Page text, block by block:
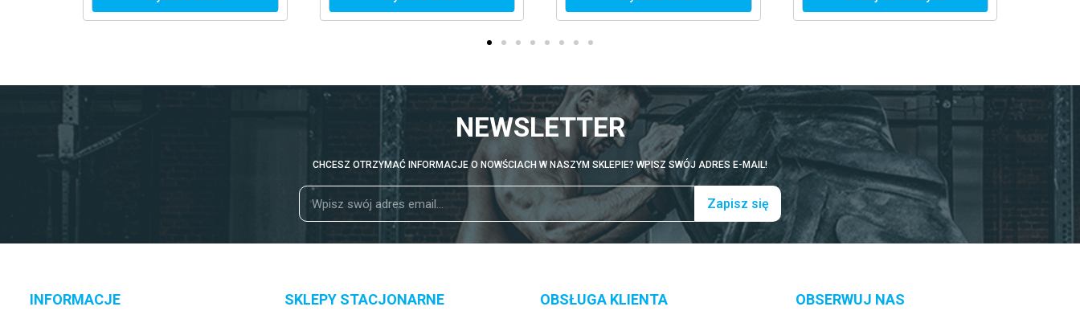
NEWSLETTER
CHCESZ OTRZYMAĆ INFORMACJE O NOWŚCIACH W NASZYM SKLEPIE? WPISZ SWÓJ ADRES E-MAIL!
Zapisz się
INFORMACJE SKLEPY STACJONARNE OBSŁUGA KLIENTA OBSERWUJ NAS